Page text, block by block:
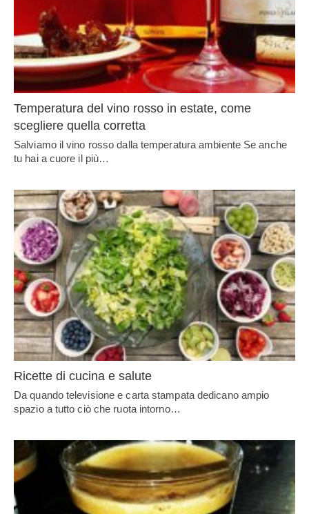
Temperatura del vino rosso in estate, come
scegliere quella corretta
Salviamo il vino rosso dalla temperatura ambiente Se anche
tu hai a cuore il più…
Ricette di cucina e salute
Da quando televisione e carta stampata dedicano ampio
spazio a tutto ciò che ruota intorno…